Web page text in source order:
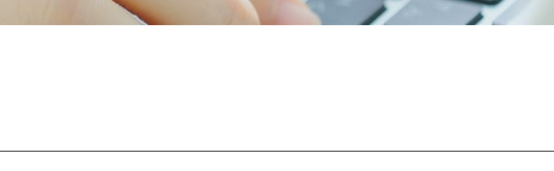
く）
続税対策相続税早見表相続財産相続順位税務調査遺産相続遺留分非課税